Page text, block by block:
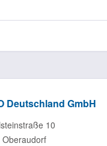
Deutschland GmbH
10